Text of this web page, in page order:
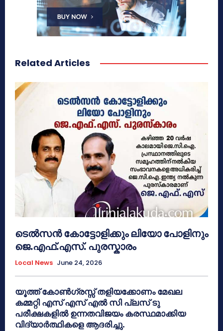
Related Articles
ടെൽസൻ കോട്ടോളിക്കും ലിയോ പോളിനും
ജെ.എഫ്.എസ്. പുരസ്കാരം
Local News June 24, 2026
യൂത്ത് കോൺഗ്രസ്സ് തളിയക്കോണം മേഖല
കമ്മറ്റി എസ് എസ് എൽ സി പ്ലസ് ടു
പരീക്ഷകളിൽ ഉന്നതവിജയം കരസ്ഥമാക്കിയ
വിദ്യാർത്ഥികളെ ആദരിച്ചു.